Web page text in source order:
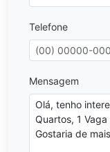
Telefone
Mensagem